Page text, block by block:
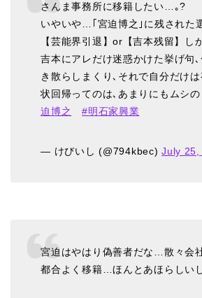
さんま事務所に移籍したい…｡?
いやいや…｢宮迫博之｣に残された
【芸能界引退】or【吉本残留】し
吉本にアレだけ迷惑かけた挙げ句
き散らしまくり､それで自分だけ
状回帰ってのは､あまりにもムシ
迫博之
#明石家興業
— けびいし (@794kbec)July 25,
宮迫はやはり偽善者だな…散々会
都合よく移籍…ほんとあほらしい